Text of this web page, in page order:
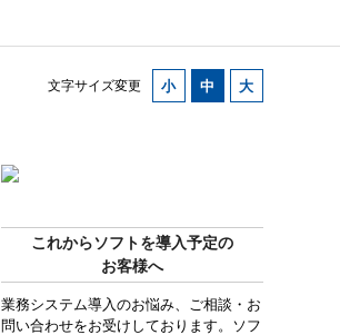
文字サイズ変更
これからソフトを導入予定の
お客様へ
業務システム導入のお悩み、ご相談・お
問い合わせをお受けしております。ソフ